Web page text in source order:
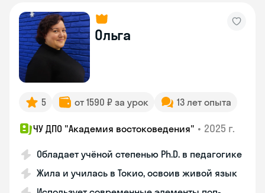
Ольга
5 от 1590 ₽ за урок 13 лет опыта
ЧУ ДПО "Академия востоковедения" • 2025 г.
Обладает учёной степенью Ph.D. в педагогике
Жила и училась в Токио, освоив живой язык